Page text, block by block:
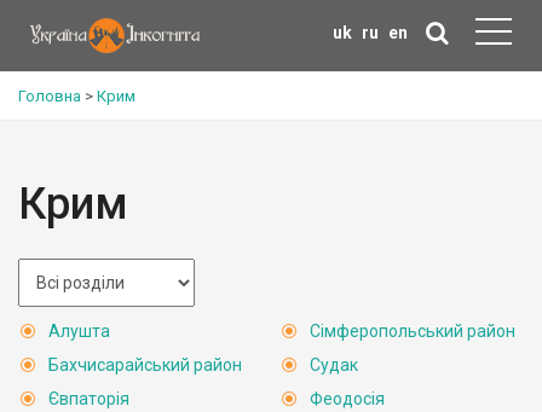
uk ru en
Головна > Крим
Крим
Алушта
Бахчисарайський район
Євпаторія
Сімферопольський район
Судак
Феодосія